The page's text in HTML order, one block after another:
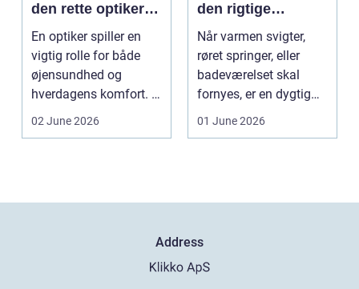
den rette optiker i
byen
En optiker spiller en
vigtig rolle for både
øjensundhed og
hverdagens komfort. I
en by som Aarhus, h...
02 June 2026
den rigtige
installatør
Når varmen svigter,
røret springer, eller
badeværelset skal
fornyes, er en dygtig
VVS-installatør gu...
01 June 2026
Address